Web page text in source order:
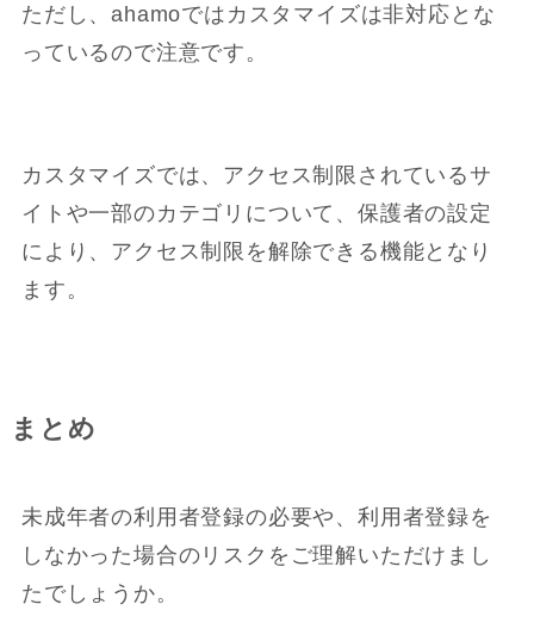
ただし、ahamoではカスタマイズは非対応とな
っているので注意です。
カスタマイズでは、アクセス制限されているサ
イトや一部のカテゴリについて、保護者の設定
により、アクセス制限を解除できる機能となり
ます。
まとめ
未成年者の利用者登録の必要や、利用者登録を
しなかった場合のリスクをご理解いただけまし
たでしょうか。